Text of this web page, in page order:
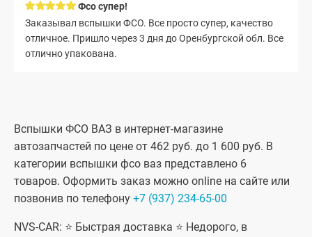
Фсо супер!
Заказывал вспышки ФСО. Все просто супер, качество
отличное. Пришло через 3 дня до Оренбургской обл. Все
отлично упакована.
Вспышки ФСО ВАЗ в интернет-магазине
автозапчастей по цене от 462 руб. до 1 600 руб. В
категории вспышки фсо ваз представлено 6
товаров. Оформить заказ можно online на сайте или
позвонив по телефону +7 (937) 234-65-00
NVS-CAR: ⭐ Быстрая доставка ⭐ Недорого, в